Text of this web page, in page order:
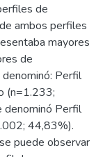
de
ambos perfiles
mayores
de
Perfil
(n=1.233;
denominó Perfil
44,83%).
puede observar